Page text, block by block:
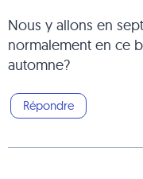
Nous y allons en
normalement en ce
automne?
Répondre